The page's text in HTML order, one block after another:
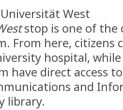
West
stop is one of the
From here, citizens
hospital,
have direct access
and
library.